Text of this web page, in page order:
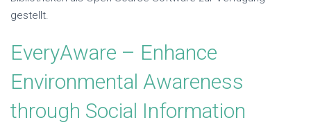
gestellt.
EveryAware – Enhance
Environmental Awareness
through Social Information